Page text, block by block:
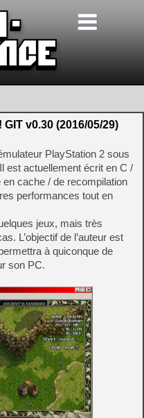
GIT v0.30 (2016/05/29)
PlayStation 2 sous
est actuellement écrit en C /
cache / de recompilation
performances tout en
jeux, mais très
L’objectif de l’auteur est
à quiconque de
son PC.